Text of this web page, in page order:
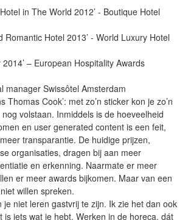
in The World 2012’ - Boutique Hotel
Romantic Hotel 2013’ - World Luxury Hotel
2014’ – European Hospitality Awards
manager ­Swissôtel Amsterdam
Thomas Cook’: met zo’n sticker kon je zo’n
volstaan. Inmiddels is de hoeveelheid
en user generated content is een feit,
transparantie. De huidige prijzen,
organisaties, dragen bij aan meer
en erkenning. Naarmate er meer
er meer awards bijkomen. Maar van een
willen spreken.
je niet leren gastvrij te zijn. Ik zie het dan ook
is iets wat je hebt. Werken in de horeca, dát